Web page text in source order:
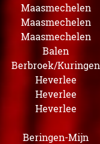
Maasmechelen
Maasmechelen
Maasmechelen
Balen
Berbroek/Kuringen
Heverlee
Heverlee
Heverlee
Beringen-Mijn